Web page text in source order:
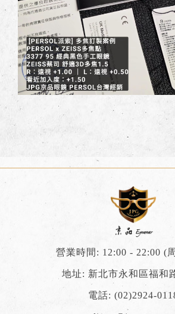
營業時間: 12:00 - 22:00 (
地址: 新北市永和區福和
電話: (02)2924-